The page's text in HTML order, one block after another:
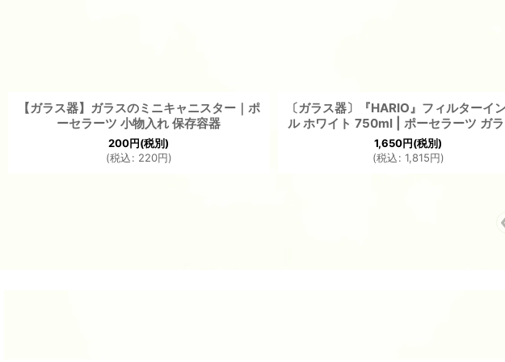
【ガラス器】ガラスのミニキャニスター｜ポ
ーセラーツ 小物入れ 保存容器
200円(税別)
(税込: 220円)
〔ガラス器〕『HARIO』フィルターイ
ル ホワイト 750ml | ポーセラーツ ガ
1,650円(税別)
(税込: 1,815円)